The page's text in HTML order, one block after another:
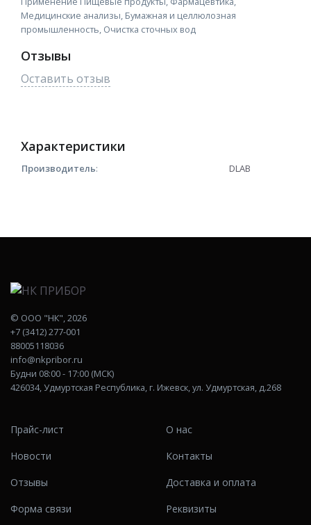
Медицинские анализы, Бумажная и целлюлозная
промышленность, Очистка сточных вод
Отзывы
Оставить отзыв
Характеристики
Производитель: DLAB
© ООО "НК", 2026
+7 (3412) 277-001
88005118036
info@nkpribor.ru
Будни 08:00 - 17:00 (МСК)
426034, Удмуртская Республика, г. Ижевск, ул. Удмуртская, д.268
Прайс-лист
Новости
Отзывы
Форма связи
О нас
Контакты
Доставка и оплата
Реквизиты